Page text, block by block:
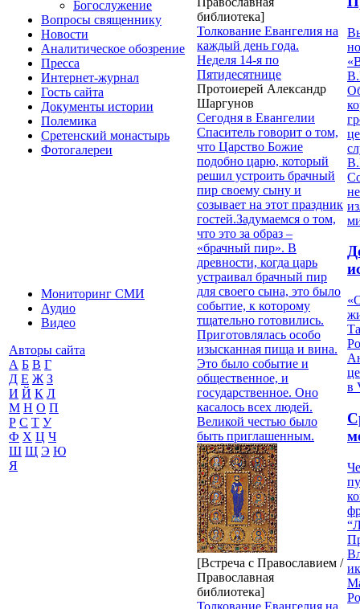
Богослужение
Вопросы священнику
Новости
Аналитическое обозрение
Пресса
Интернет-журнал
Гость сайта
Документы истории
Полемика
Сретенский монастырь
Фотогалереи
Мониторинг СМИ
Аудио
Видео
Авторы сайта
А Б В Г
Д Е Ж З
И Й К Л
М Н О П
Р С Т У
Ф Х Ц Ч
Ш Щ Э Ю
Я
библиотека]
Толкование Евангелия на
каждый день года.
Неделя 14-я по
Пятидесятнице
Протоиерей Александр
Шаргунов
Сегодня в Евангелии
Спаситель говорит о том,
что Царство Божие
подобно царю, который
решил устроить брачный
пир своему сыну и
созывает на этот праздник
гостей.Задумаемся о том,
что это за образ –
«брачный пир». В
древности, когда царь
устраивал брачный пир
для своего сына, это было
событие, к которому
тщательно готовились.
Приготовлялась особо
изысканная пища и вина.
Это было событие и
общественное, и
государственное. Оно
касалось всех людей.
Великой честью было
быть приглашенным.
[Встреча с Православием /
Православная
библиотека]
Толкование Евангелия на
в